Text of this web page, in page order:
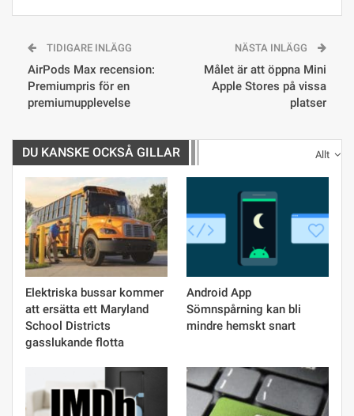
TIDIGARE INLÄGG
AirPods Max recension:
Premiumpris för en
premiumupplevelse
NÄSTA INLÄGG
Målet är att öppna Mini
Apple Stores på vissa
platser
Allt
DU KANSKE OCKSÅ GILLAR
Elektriska bussar kommer
att ersätta ett Maryland
School Districts
gasslukande flotta
Android App
Sömnspårning kan bli
mindre hemskt snart